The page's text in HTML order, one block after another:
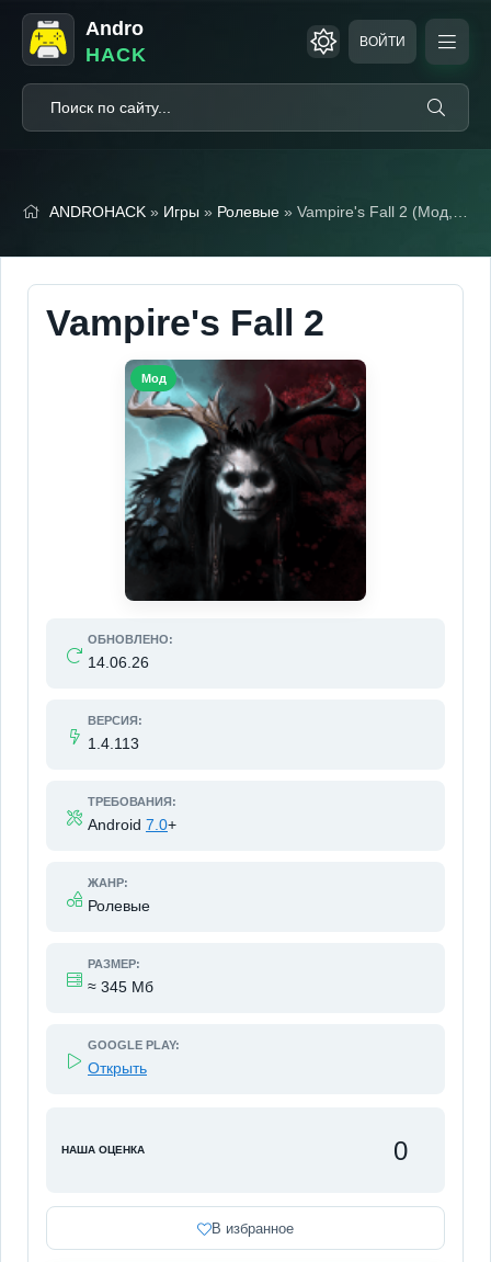
Andro
HACK
ВОЙТИ
ANDROHACK » Игры » Ролевые » Vampire's Fall 2 (Мод, Много денег)
Vampire's Fall 2
ОБНОВЛЕНО:
14.06.26
ВЕРСИЯ:
1.4.113
ТРЕБОВАНИЯ:
Android 7.0+
ЖАНР:
Ролевые
РАЗМЕР:
≈ 345 Мб
GOOGLE PLAY:
Открыть
НАША ОЦЕНКА 0
В избранное
Мод